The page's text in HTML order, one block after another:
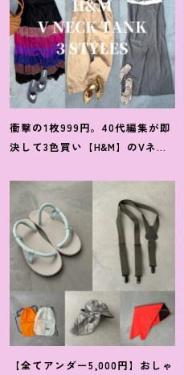
衝撃の1枚999円。40代編集が即
決して3色買い【H&M】のVネッ
3選
【全てアンダー5,000円】おしゃ